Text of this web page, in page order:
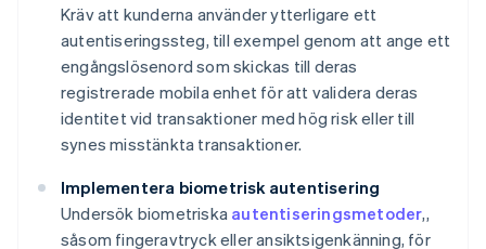
Kräv att kunderna använder ytterligare ett
autentiseringssteg, till exempel genom att ange ett
engångslösenord som skickas till deras
registrerade mobila enhet för att validera deras
identitet vid transaktioner med hög risk eller till
synes misstänkta transaktioner.
Implementera biometrisk autentisering
Undersök biometriska autentiseringsmetoder,,
såsom fingeravtryck eller ansiktsigenkänning, för